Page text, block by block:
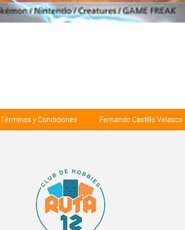
Términos y Condiciones Fernando Castillo Velasco